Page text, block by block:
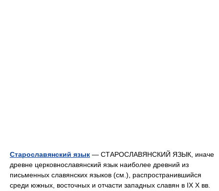
Старославянский язык — СТАРОСЛАВЯНСКИЙ ЯЗЫК, иначе
древне церковнославянский язык наиболее древний из
письменных славянских языков (см.), распространившийся
среди южных, восточных и отчасти западных славян в IX X вв.